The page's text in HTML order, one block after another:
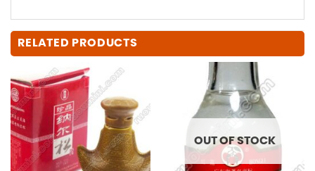
RELATED PRODUCTS
OUT OF STOCK